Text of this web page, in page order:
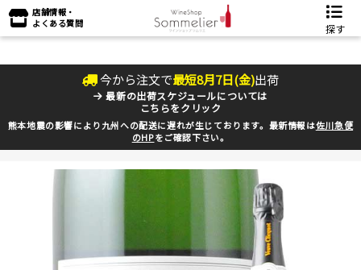
店舗情報・
よくある質問
探す
今から注文で最短8月7日(金)出荷
最新の出荷スケジュールについては
こちらをクリック
熊本地震の影響により九州への配送に遅れが生じております。最新情報は佐川急便
のHPをご確認下さい。